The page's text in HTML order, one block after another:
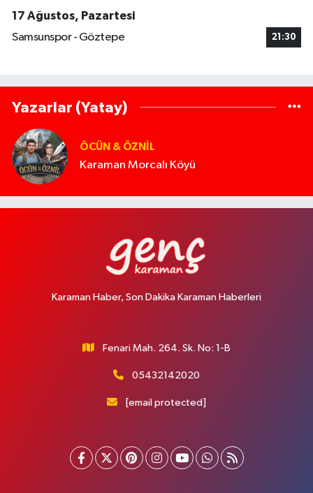
17 Ağustos, Pazartesi
Samsunspor - Göztepe
21:30
Yazarlar (Yatay)
ÖCÜN & ÖZNIL
Karaman Morcalı Köyü
Karaman Haber, Son Dakika Karaman Haberleri
Fenari Mah. 264. Sk. No: 1-B
05432142020
[email protected]